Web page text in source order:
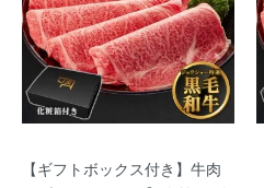
【ギフトボックス付き】牛肉